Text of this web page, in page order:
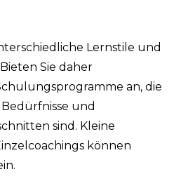
Lernstile und
Sie daher
an, die
und
sind. Kleine
können